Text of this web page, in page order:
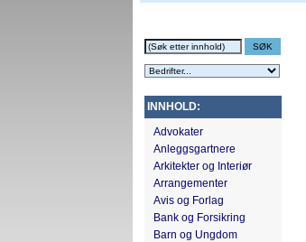
INNHOLD:
Advokater
Anleggsgartnere
Arkitekter og Interiør
Arrangementer
Avis og Forlag
Bank og Forsikring
Barn og Ungdom